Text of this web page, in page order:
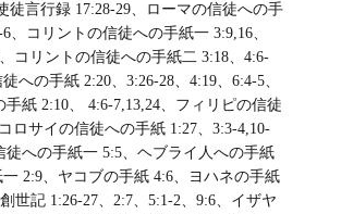
徒言行録 17:28-29、ローマの信徒への手
、コリントの信徒への手紙一 3:9,16、
コリントの信徒への手紙二 3:18、4:6-
への手紙 2:20、3:26-28、4:19、6:4-5、
紙 2:10、 4:6-7,13,24、フィリピの信徒
ロサイの信徒への手紙 1:27、3:3-4,10-
徒への手紙一 5:5、ヘブライ人への手紙
2:9、ヤコブの手紙 4:6、ヨハネの手紙
世記 1:26-27、2:7、5:1-2、9:6、イザヤ